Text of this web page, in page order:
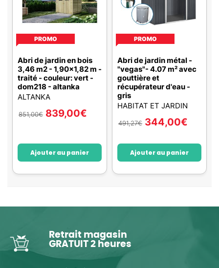
PROMO
Abri de jardin en bois
3,46 m2 - 1,90x1,82 m -
traité - couleur: vert -
dom218 - altanka
ALTANKA
851,00€ 839,00€
Ajouter au panier
PROMO
Abri de jardin métal -
"vegas"- 4.07 m² avec
gouttière et
récupérateur d'eau -
gris
HABITAT ET JARDIN
491,27€ 344,00€
Ajouter au panier
Retrait magasin
GRATUIT 2 heures